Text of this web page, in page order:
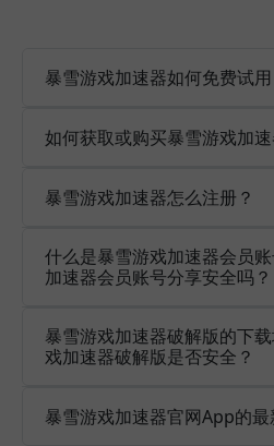
暴雪游戏加速器如何免费试用
如何获取或购买暴雪游戏加
暴雪游戏加速器怎么注册？
什么是暴雪游戏加速器会员
加速器会员账号分享安全吗？
暴雪游戏加速器破解版的下
戏加速器破解版是否安全？
暴雪游戏加速器官网App的最